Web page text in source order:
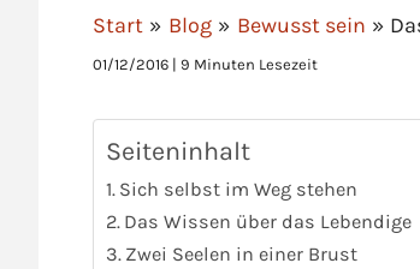
Start Blog Bewusst sein
01/12/2016 | 9 Minuten Lesezeit
Seiteninhalt
Sich selbst im Weg stehen
Das Wissen über das Lebendige
Zwei Seelen in einer Brust